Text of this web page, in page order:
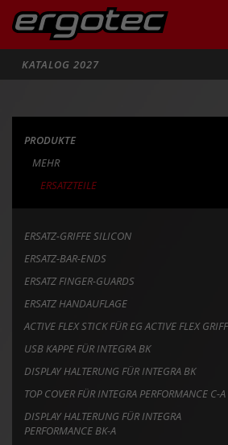
KATALOG 2027
PRODUKTE
MEHR
ERSATZTEILE
ERSATZ-GRIFFE SILICON
ERSATZ-BAR-ENDS
ERSATZ FINGER-GUARDS
ERSATZ HANDAUFLAGE
ACTIVE FLEX STICK FÜR EG ACTIVE FLEX
USB KAPPE FÜR INTEGRA BK
DISPLAY HALTERUNG FÜR INTEGRA BK
TOP COVER FÜR INTEGRA PERFORMANCE C-A
DISPLAY HALTERUNG FÜR INTEGRA
PERFORMANCE BK-A